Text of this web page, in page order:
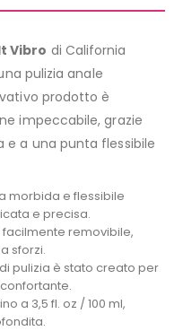
Vibro di California
pulizia anale
prodotto è
impeccabile, grazie
e a una punta flessibile
morbida e flessibile
e precisa.
removibile,
sforzi.
pulizia è stato creato per
a 3,5 fl. oz / 100 ml,